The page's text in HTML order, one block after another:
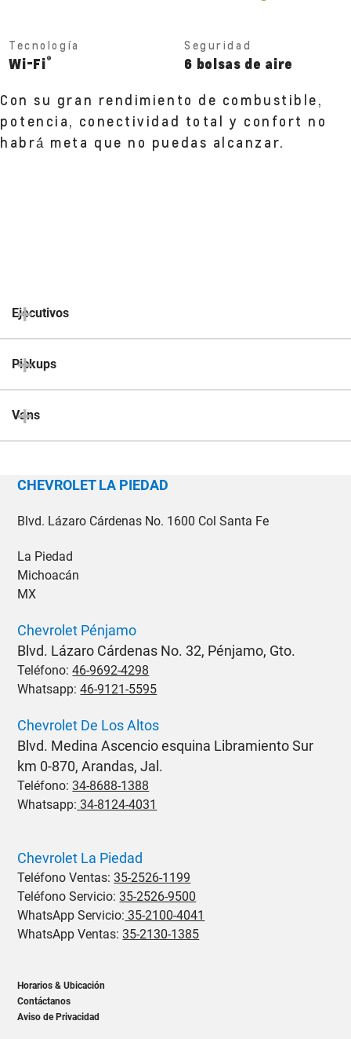
Tecnología
Wi-Fi®
Seguridad
6 bolsas de aire
Con su gran rendimiento de combustible,
potencia, conectividad total y confort no
habrá́ meta que no puedas alcanzar.
Ejecutivos
Pickups
Vans